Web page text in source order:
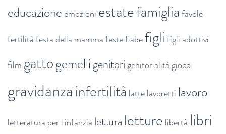
educazioneemozioni estatefamigliafavole
fertilitàfesta della mammafestefiabefigli figli adottivi
film gattogemelligenitorigenitorialitàgioco
gravidanzainfertilità lattelavoretti lavoro
letteratura per l'infanzia lettura letture libertà libri